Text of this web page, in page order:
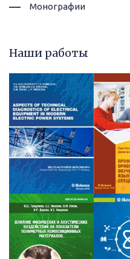
Монографии
Наши работы